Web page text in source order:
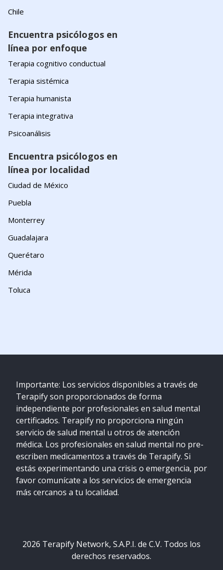
Chile
Encuentra psicólogos en
línea por enfoque
Terapia cognitivo conductual
Terapia sistémica
Terapia humanista
Terapia integrativa
Psicoanálisis
Encuentra psicólogos en
línea por localidad
Ciudad de México
Puebla
Monterrey
Guadalajara
Querétaro
Mérida
Toluca
Importante: Los servicios disponibles a través de
Terapify son proporcionados de forma
independiente por profesionales en salud mental
certificados. Terapify no proporciona ningún
servicio de salud mental u otros de atención
médica. Los profesionales en salud mental no pre-
escriben medicamentos a través de Terapify. Si
estás experimentando una crisis o emergencia, por
favor comunícate a los servicios de emergencia
más cercanos a tu localidad.
2026 Terapify Network, S.A.P.I. de C.V. Todos los
derechos reservados.